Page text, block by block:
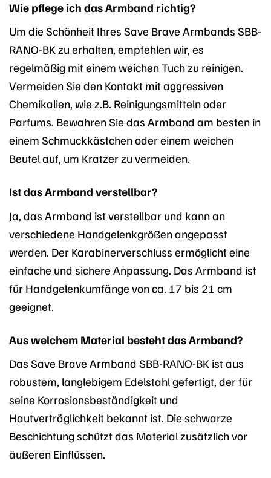
Wie pflege ich das Armband richtig?
Um die Schönheit Ihres Save Brave Armbands SBB-
RANO-BK zu erhalten, empfehlen wir, es
regelmäßig mit einem weichen Tuch zu reinigen.
Vermeiden Sie den Kontakt mit aggressiven
Chemikalien, wie z.B. Reinigungsmitteln oder
Parfums. Bewahren Sie das Armband am besten in
einem Schmuckkästchen oder einem weichen
Beutel auf, um Kratzer zu vermeiden.
Ist das Armband verstellbar?
Ja, das Armband ist verstellbar und kann an
verschiedene Handgelenkgrößen angepasst
werden. Der Karabinerverschluss ermöglicht eine
einfache und sichere Anpassung. Das Armband ist
für Handgelenkumfänge von ca. 17 bis 21 cm
geeignet.
Aus welchem Material besteht das Armband?
Das Save Brave Armband SBB-RANO-BK ist aus
robustem, langlebigem Edelstahl gefertigt, der für
seine Korrosionsbeständigkeit und
Hautverträglichkeit bekannt ist. Die schwarze
Beschichtung schützt das Material zusätzlich vor
äußeren Einflüssen.